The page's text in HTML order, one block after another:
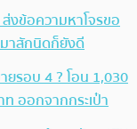
งข้อความหาโจรขอ
าสักนิดก็ยังดี
ยรอบ 4 ? โอน 1,030
ออกจากกระเป๋า